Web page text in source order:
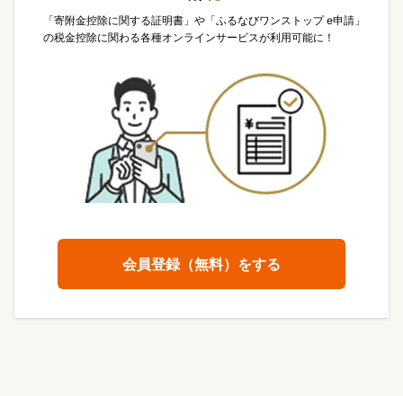
「寄附金控除に関する証明書」や「ふるなびワンストップ e申請」
の税金控除に関わる各種オンラインサービスが利用可能に！
会員登録（無料）をする